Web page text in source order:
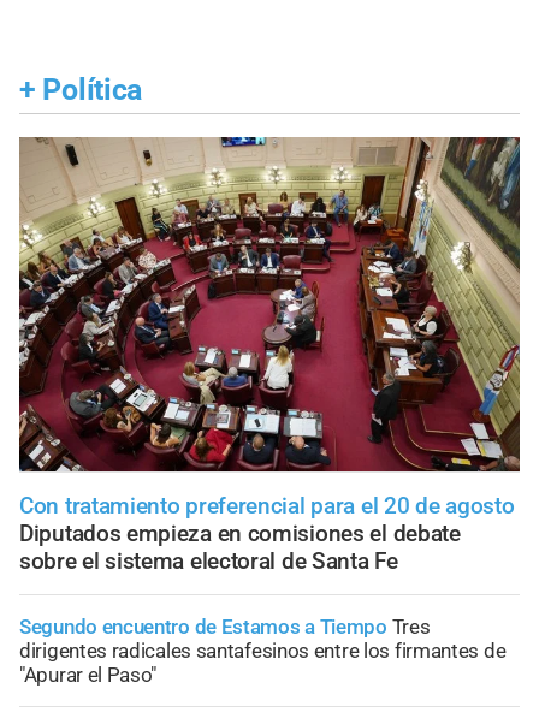
+ Política
Con tratamiento preferencial para el 20 de agosto
Diputados empieza en comisiones el debate
sobre el sistema electoral de Santa Fe
Segundo encuentro de Estamos a Tiempo Tres
dirigentes radicales santafesinos entre los firmantes de
"Apurar el Paso"